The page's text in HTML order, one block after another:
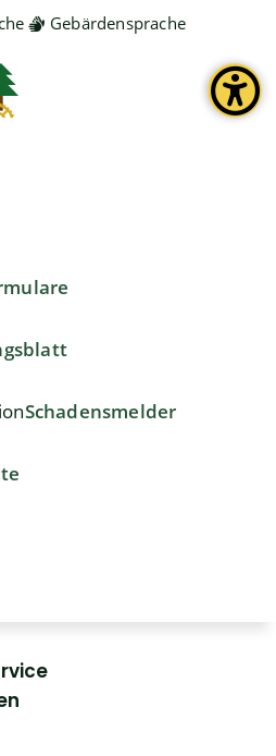
Gebärdensprache
Schadensmelder